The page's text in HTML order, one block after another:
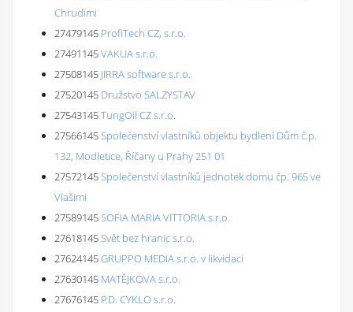
Chrudimi
27479145 ProfiTech CZ, s.r.o.
27491145VAKUA s.r.o.
27508145 JIRRA software s.r.o.
27520145 Družstvo SALZYSTAV
27543145TungOil CZ s.r.o.
27566145Společenství vlastníků objektu bydlení Dům č.p.
132, Modletice, Říčany u Prahy 251 01
27572145Společenství vlastníků jednotek domu čp. 965 ve
Vlašimi
27589145SOFIA MARIA VITTORIA s.r.o.
27618145Svět bez hranic s.r.o.
27624145GRUPPO MEDIA s.r.o. v likvidaci
27630145 MATĚJKOVA s.r.o.
27676145 P.D. CYKLO s.r.o.